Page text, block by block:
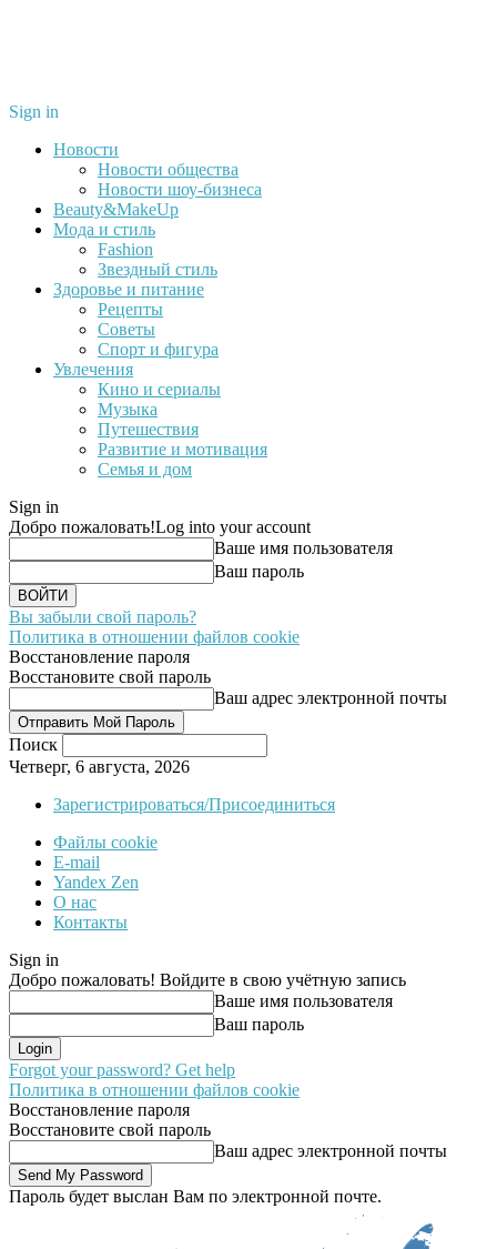
Sign in
Новости
Новости общества
Новости шоу-бизнеса
Beauty&MakeUp
Мода и стиль
Fashion
Звездный стиль
Здоровье и питание
Рецепты
Советы
Спорт и фигура
Увлечения
Кино и сериалы
Музыка
Путешествия
Развитие и мотивация
Семья и дом
Sign in
Добро пожаловать!Log into your account
Ваше имя пользователя
Ваш пароль
Вы забыли свой пароль?
Политика в отношении файлов cookie
Восстановление пароля
Восстановите свой пароль
Ваш адрес электронной почты
Поиск
Четверг, 6 августа, 2026
Зарегистрироваться/Присоединиться
Файлы cookie
E-mail
Yandex Zen
О нас
Контакты
Sign in
Добро пожаловать! Войдите в свою учётную запись
Ваше имя пользователя
Ваш пароль
Forgot your password? Get help
Политика в отношении файлов cookie
Восстановление пароля
Восстановите свой пароль
Ваш адрес электронной почты
Пароль будет выслан Вам по электронной почте.